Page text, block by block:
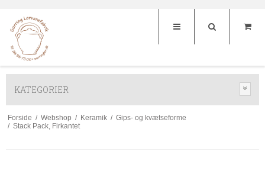
KATEGORIER
Forside / Webshop / Keramik / Gips- og kvætseforme
/ Stack Pack, Firkantet